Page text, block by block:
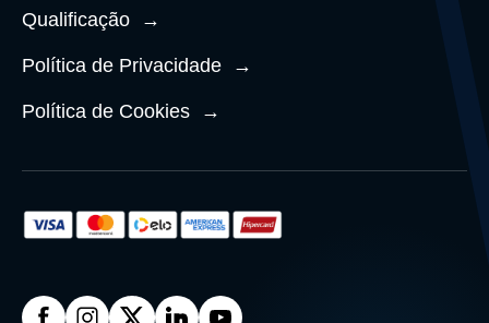
Qualificação →
Política de Privacidade →
Política de Cookies →